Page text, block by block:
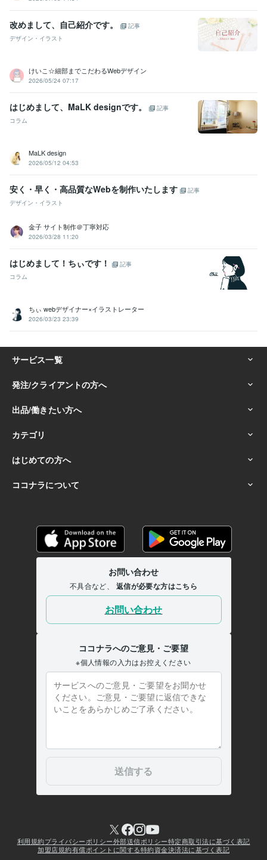
改めまして、自己紹介です。
記事
デザイン・イラスト
けいこ☆細部までこだわるWebデザイン
2026/05/24 07:17
はじめまして、MaLK designです。
記事
コラム
MaLK design
2026/05/12 04:53
安く・早く・高品質なWebを制作いたします
記事
デザイン・イラスト
金子 サイト制作＠丁寧対応
2026/03/28 11:20
はじめまして！ちぃです！
記事
コラム
ちぃ webデザイナー×イラストレーター
2026/03/23 23:39